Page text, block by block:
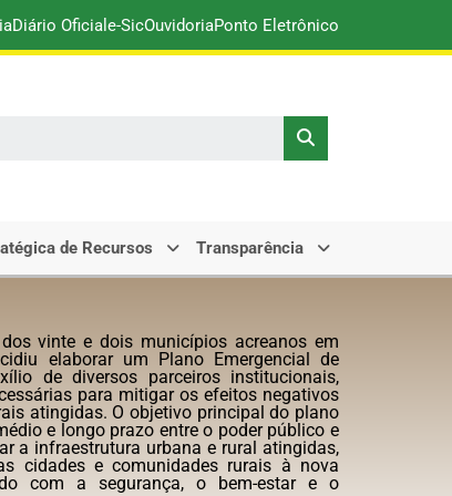
Diário Oficial e-SicOuvidoriaPonto Eletrônico
de Recursos Transparência
vinte e dois municípios acreanos em
elaborar um Plano Emergencial de
de diversos parceiros institucionais,
para mitigar os efeitos negativos
atingidas. O objetivo principal do plano
e longo prazo entre o poder público e
a infraestrutura urbana e rural atingidas,
cidades e comunidades rurais à nova
com a segurança, o bem-estar e o